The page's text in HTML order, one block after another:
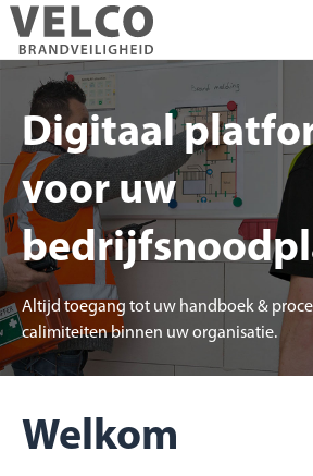
Digitaal
voor uw
Altijd toegang tot uw handboek &
calimiteiten binnen uw organisatie.
Welkom